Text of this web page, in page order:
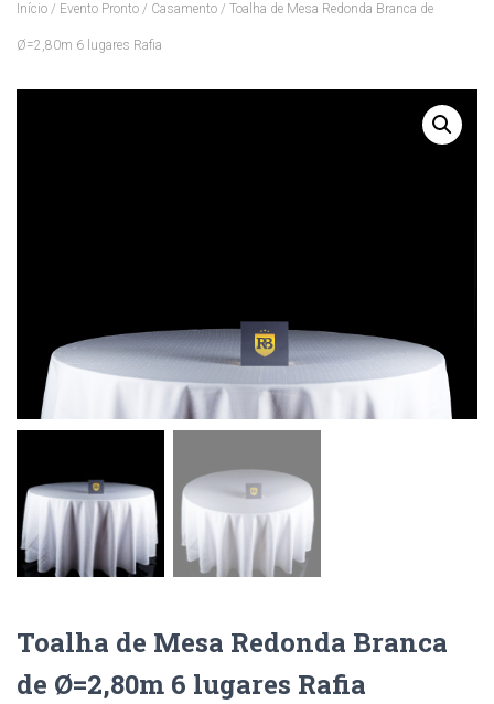
Início / Evento Pronto / Casamento / Toalha de Mesa Redonda Branca de
Ø=2,80m 6 lugares Rafia
Toalha de Mesa Redonda Branca
de Ø=2,80m 6 lugares Rafia